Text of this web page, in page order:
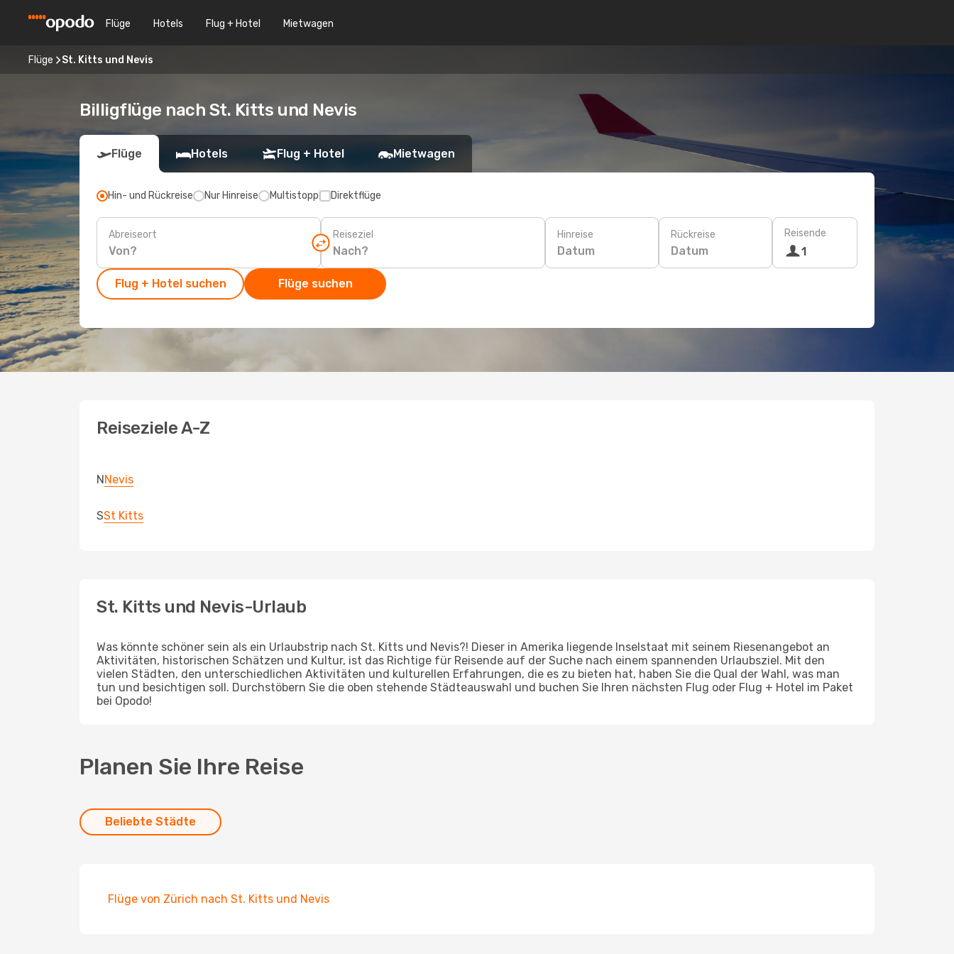
Flüge Hotels Flug + Hotel Mietwagen
Flüge St. Kitts und Nevis
Billigflüge nach St. Kitts und Nevis
Flüge Hotels Flug + Hotel Mietwagen
Hin- und Rückreise Nur Hinreise Multistopp Direktflüge
Abreiseort Reiseziel Hinreise
Datum
Rückreise
Datum
Reisende
1
Flug + Hotel suchen Flüge suchen
Reiseziele A-Z
NNevis
SSt Kitts
St. Kitts und Nevis-Urlaub
Was könnte schöner sein als ein Urlaubstrip nach St. Kitts und Nevis?! Dieser in Amerika liegende Inselstaat mit seinem Riesenangebot an
Aktivitäten, historischen Schätzen und Kultur, ist das Richtige für Reisende auf der Suche nach einem spannenden Urlaubsziel. Mit den
vielen Städten, den unterschiedlichen Aktivitäten und kulturellen Erfahrungen, die es zu bieten hat, haben Sie die Qual der Wahl, was man
tun und besichtigen soll. Durchstöbern Sie die oben stehende Städteauswahl und buchen Sie Ihren nächsten Flug oder Flug + Hotel im Paket
bei Opodo!
Planen Sie Ihre Reise
Beliebte Städte
Flüge von Zürich nach St. Kitts und Nevis